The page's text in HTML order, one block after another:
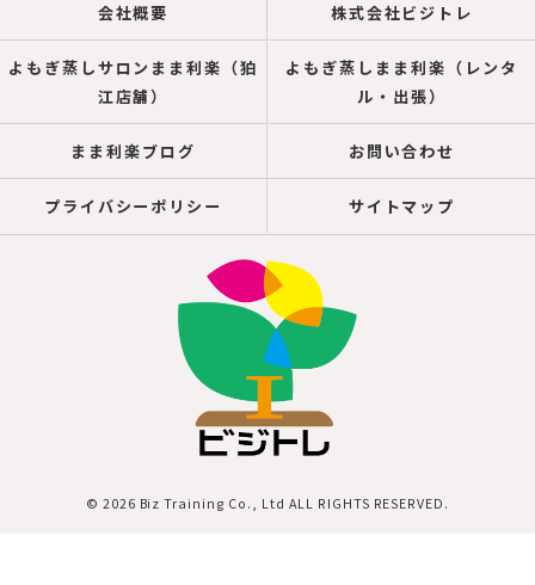
会社概要 株式会社ビジトレ
よもぎ蒸しサロンまま利楽（狛
江店舗）
よもぎ蒸しまま利楽（レンタ
ル・出張）
まま利楽ブログ お問い合わせ
プライバシーポリシー サイトマップ
© 2026 Biz Training Co., Ltd ALL RIGHTS RESERVED.